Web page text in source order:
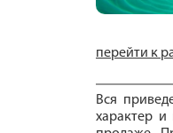
перейти к
Вся
характер и